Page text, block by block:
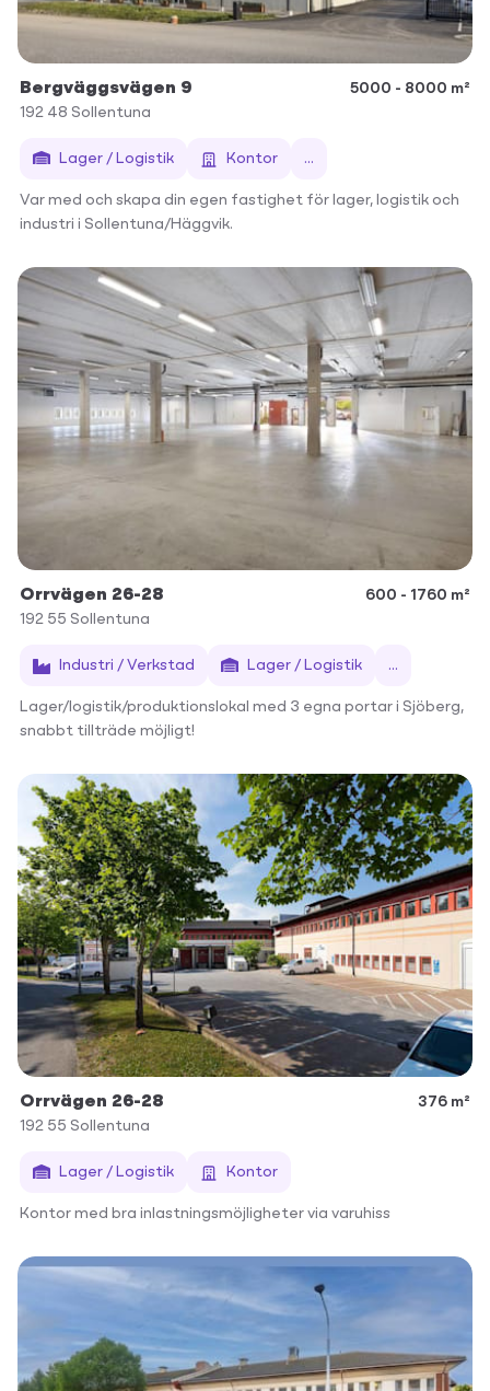
Bergväggsvägen 9
5000 - 8000 m²
192 48 Sollentuna
Lager / Logistik Kontor ...
Var med och skapa din egen fastighet för lager, logistik och
industri i Sollentuna/Häggvik.
Orrvägen 26-28
600 - 1760 m²
192 55 Sollentuna
Industri / Verkstad Lager / Logistik ...
Lager/logistik/produktionslokal med 3 egna portar i Sjöberg,
snabbt tillträde möjligt!
Orrvägen 26-28
376 m²
192 55 Sollentuna
Lager / Logistik Kontor
Kontor med bra inlastningsmöjligheter via varuhiss